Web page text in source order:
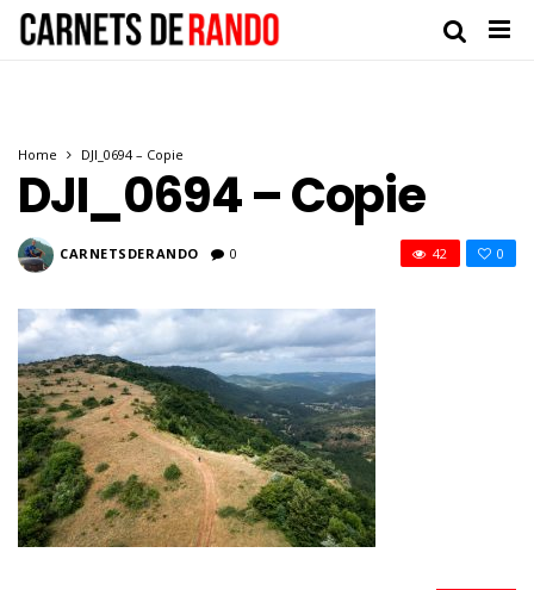
Home DJI_0694 – Copie
DJI_0694 – Copie
CARNETSDERANDO 0 0
42